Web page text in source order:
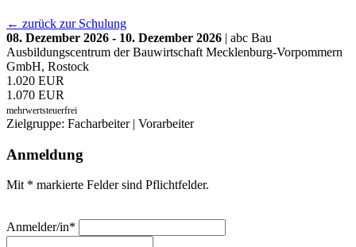
← zurück zur Schulung
08. Dezember 2026 - 10. Dezember 2026 | abc Bau
Ausbildungscentrum der Bauwirtschaft Mecklenburg-Vorpommern
GmbH, Rostock
1.020 EUR
1.070 EUR
mehrwertsteuerfrei
Zielgruppe: Facharbeiter | Vorarbeiter
Anmeldung
Mit * markierte Felder sind Pflichtfelder.
Anmelder/in*